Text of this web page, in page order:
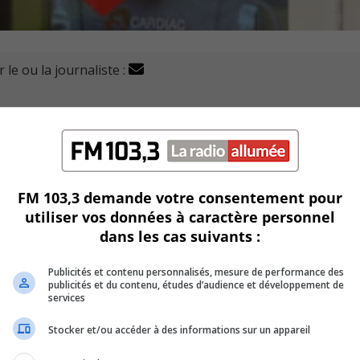
le ou la journaliste :
pour acquérir des défibrillateurs externes automatisés
du Québec (CAG).
2029, vise à renforcer la sécurité publique.
vitaux en cas d’urgence cardiaque.
des consommables nécessaires pour une durée de
d’économies d’échelle, ce qui se trouve à
FM 103,3 demande votre consentement pour
utiliser vos données à caractère personnel
dans les cas suivants :
Publicités et contenu personnalisés, mesure de performance des
publicités et du contenu, études d’audience et développement de
services
Stocker et/ou accéder à des informations sur un appareil